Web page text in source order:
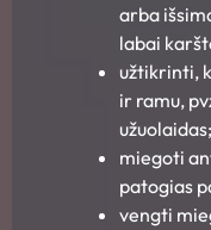
arba
labai
užtikrinti,
ir ramu,
užuolaidas;
miegoti
patogias
vengti